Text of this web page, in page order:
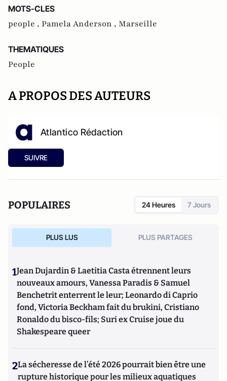
MOTS-CLES
people , Pamela Anderson , Marseille
THEMATIQUES
People
A PROPOS DES AUTEURS
Atlantico Rédaction
SUIVRE
POPULAIRES 24 Heures 7 Jours
PLUS LUS PLUS PARTAGES
1Jean Dujardin & Laetitia Casta étrennent leurs
nouveaux amours, Vanessa Paradis & Samuel
Benchetrit enterrent le leur; Leonardo di Caprio
fond, Victoria Beckham fait du brukini, Cristiano
Ronaldo du bisco-fils; Suri ex Cruise joue du
Shakespeare queer
2La sécheresse de l’été 2026 pourrait bien être une
rupture historique pour les milieux aquatiques